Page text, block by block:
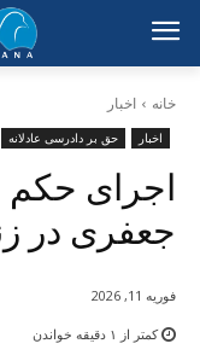
خانه اخبار
اخبار حق بر دادرسی عادلانه
اجرای حکم
جعفری در
کمتر از ۱ دقیقه خواندن
فوریه 11, 2026